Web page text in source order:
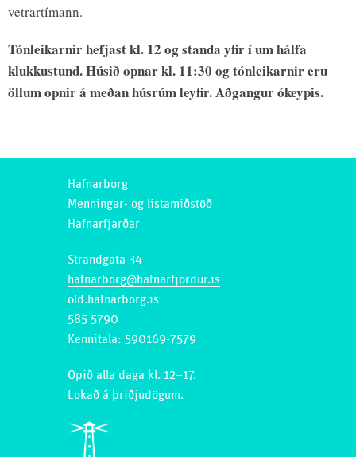
vetrartímann.
Tónleikarnir hefjast kl. 12 og standa yfir í um hálfa
klukkustund. Húsið opnar kl. 11:30 og tónleikarnir eru
öllum opnir á meðan húsrúm leyfir. Aðgangur ókeypis.
Hafnarborg
Menningar- og listamiðstöð
Hafnarfjarðar
Strandgata 34
hafnarborg@hafnarfjordur.is
old.hafnarborg.is
585 5790
Kennitala: 590169-7579
Opið alla daga kl. 12–17.
Lokað á þriðjudögum.